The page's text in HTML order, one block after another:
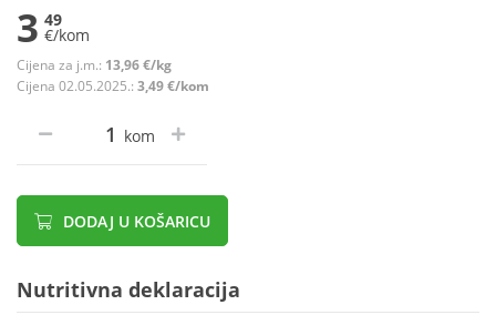
3 49
€/kom
Cijena za j.m.: 13,96 €/kg
Cijena 02.05.2025.: 3,49 €/kom
kom
DODAJ U KOŠARICU
Nutritivna deklaracija